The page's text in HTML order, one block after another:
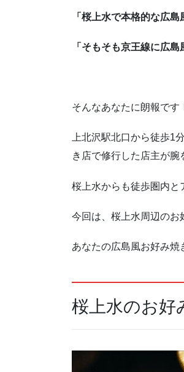
「桜上水で本格的な広
「そもそも京王線に広
そんなあなたに朗報です
上北沢駅北口から徒歩1
き店で修行した店主が腕
桜上水からも徒歩圏内と
今回は、桜上水周辺のお
あなたの広島風お好み焼
桜上水のお好